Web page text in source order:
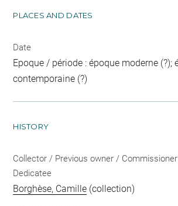
PLACES AND DATES
Date
Epoque / période : époque moderne (?);
contemporaine (?)
HISTORY
Collector / Previous owner /
Dedicatee
Borghèse, Camille (collection)